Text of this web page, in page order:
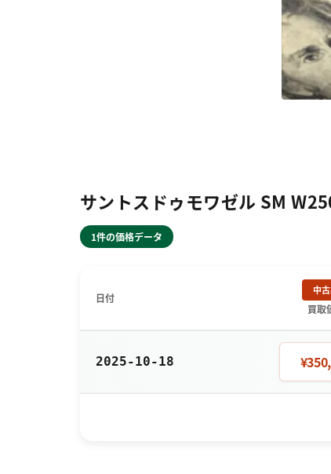
サントスドゥモワゼル SM
1件の価格データ
日付
中
買取
2025-10-18